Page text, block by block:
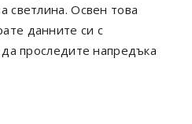
светлина. Освен това
данните си с
проследите напредъка